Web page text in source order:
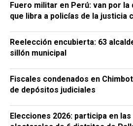
Fuero militar en Perú: van por
que libra a policías de la justicia
Reelección encubierta: 63
sillón municipal
Fiscales condenados en
de depósitos judiciales
Elecciones 2026: participa en